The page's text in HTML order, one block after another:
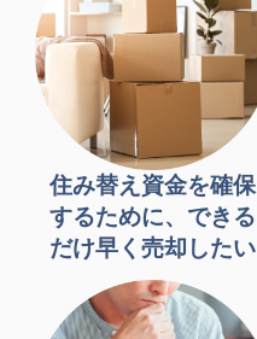
住み替え資金を確保
するために、できる
だけ早く売却したい